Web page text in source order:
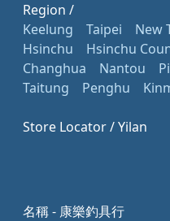
Region /
Keelung
Taipei New
Hsinchu
Hsinchu
Changhua
Nantou
Taitung
Penghu
Store Locator / Yilan
名稱 - 康樂釣具行